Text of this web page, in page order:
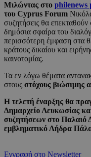
Μιλώντας στο philenews
του Cyprus Forum
συζητήσεις θα
δημόσια σφαίρα του
περισσότερη έμφαση στα
κράτους δικαίου και
καινοτομίας.
Τα εν λόγω θέματα
στους στόχους βιώσιμης
Η τελετή έναρξης θα
Δημαρχείο Λευκωσίας
συζητήσεων στο Παλαιό
εμβληματικό Λήδρα
Εγγραφή στο Newsletter